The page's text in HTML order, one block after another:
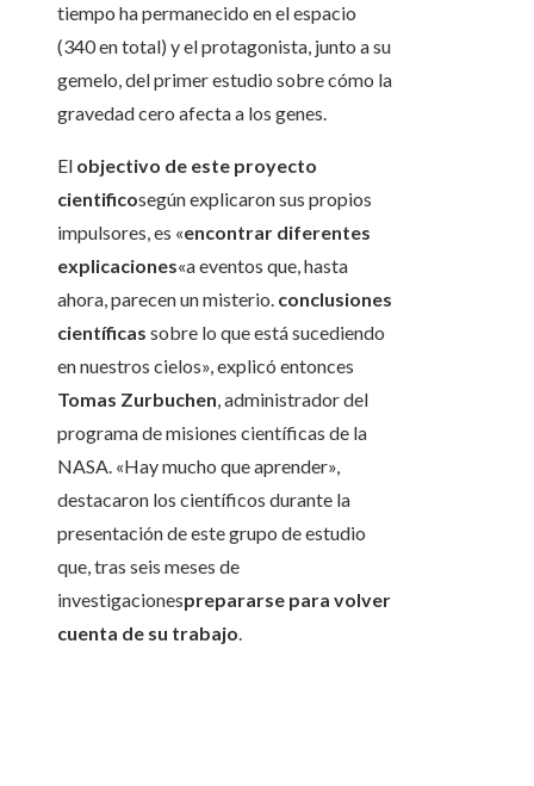
tiempo ha permanecido en el espacio
(340 en total) y el protagonista, junto a su
gemelo, del primer estudio sobre cómo la
gravedad cero afecta a los genes.
El objectivo de este proyecto
cientificosegún explicaron sus propios
impulsores, es «encontrar diferentes
explicaciones«a eventos que, hasta
ahora, parecen un misterio. conclusiones
científicas sobre lo que está sucediendo
en nuestros cielos», explicó entonces
Tomas Zurbuchen, administrador del
programa de misiones científicas de la
NASA. «Hay mucho que aprender»,
destacaron los científicos durante la
presentación de este grupo de estudio
que, tras seis meses de
investigacionesprepararse para volver
cuenta de su trabajo.